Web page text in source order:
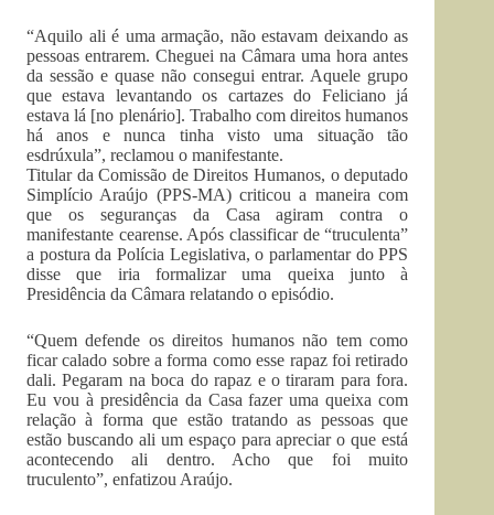
“Aquilo ali é uma armação, não estavam deixando as
pessoas entrarem. Cheguei na Câmara uma hora antes
da sessão e quase não consegui entrar. Aquele grupo
que estava levantando os cartazes do Feliciano já
estava lá [no plenário]. Trabalho com direitos humanos
há anos e nunca tinha visto uma situação tão
esdrúxula”, reclamou o manifestante.
Titular da Comissão de Direitos Humanos, o deputado
Simplício Araújo (PPS-MA) criticou a maneira com
que os seguranças da Casa agiram contra o
manifestante cearense. Após classificar de “truculenta”
a postura da Polícia Legislativa, o parlamentar do PPS
disse que iria formalizar uma queixa junto à
Presidência da Câmara relatando o episódio.
“Quem defende os direitos humanos não tem como
ficar calado sobre a forma como esse rapaz foi retirado
dali. Pegaram na boca do rapaz e o tiraram para fora.
Eu vou à presidência da Casa fazer uma queixa com
relação à forma que estão tratando as pessoas que
estão buscando ali um espaço para apreciar o que está
acontecendo ali dentro. Acho que foi muito
truculento”, enfatizou Araújo.